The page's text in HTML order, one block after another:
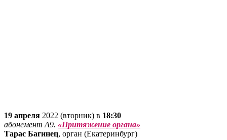
19 апреля 2022 (вторник) в 18:30
абонемент А9. «Притяжение органа»
Тарас Багинец, орган (Екатеринбург)